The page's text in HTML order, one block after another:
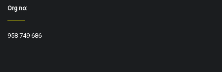
Org no:
958 749 686